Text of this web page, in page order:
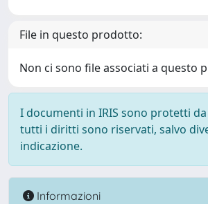
File in questo prodotto:
Non ci sono file associati a questo
I documenti in IRIS sono protetti
tutti i diritti sono riservati, salvo
indicazione.
Informazioni